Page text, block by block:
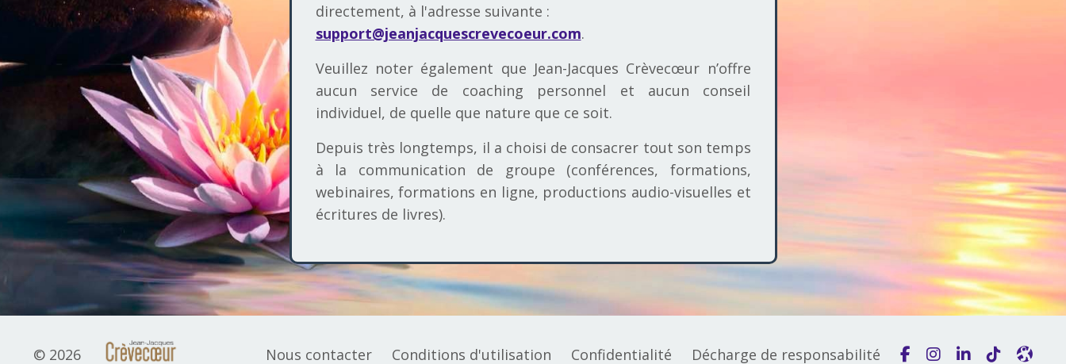
directement, à l'adresse suivante :
support@jeanjacquescrevecoeur.com.
Veuillez noter également que Jean-Jacques Crèvecœur n’offre
aucun service de coaching personnel et aucun conseil
individuel, de quelle que nature que ce soit.
Depuis très longtemps, il a choisi de consacrer tout son temps
à la communication de groupe (conférences, formations,
webinaires, formations en ligne, productions audio-visuelles et
écritures de livres).
© 2026 Nous contacter Conditions d'utilisation Confidentialité Décharge de responsabilité